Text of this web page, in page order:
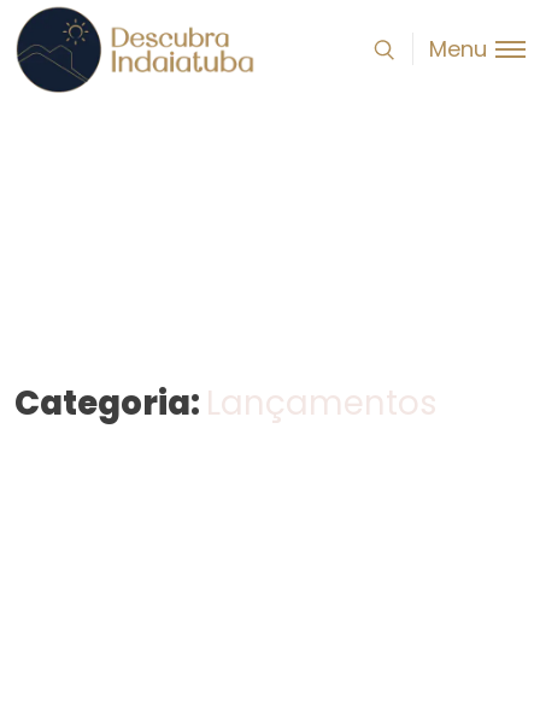
Menu
Categoria: Lançamentos